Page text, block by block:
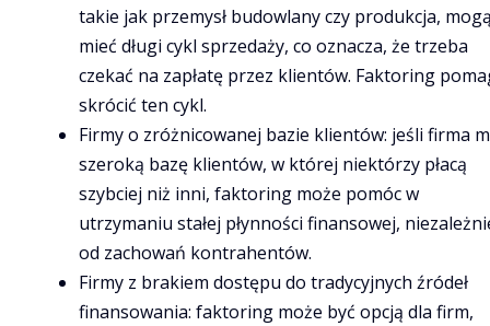
takie jak przemysł budowlany czy produkcja,
mieć długi cykl sprzedaży, co oznacza, że trzeba
czekać na zapłatę przez klientów. Faktoring
skrócić ten cykl.
Firmy o zróżnicowanej bazie klientów: jeśli firma
szeroką bazę klientów, w której niektórzy płacą
szybciej niż inni, faktoring może pomóc w
utrzymaniu stałej płynności finansowej,
od zachowań kontrahentów.
Firmy z brakiem dostępu do tradycyjnych źródeł
finansowania: faktoring może być opcją dla firm,